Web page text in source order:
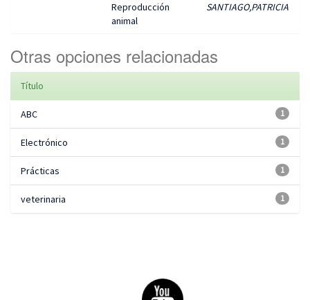
Reproducción
animal
SANTIAGO,PATRICIA
Otras opciones relacionadas
Título
1
ABC
1
Electrónico
1
Prácticas
1
veterinaria